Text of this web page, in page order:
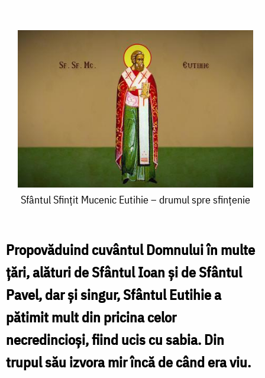
Sfântul
Eutihie
–
drumul
spre
sfințenie
Sfântul Sfințit Mucenic Eutihie – drumul spre sfințenie
Propovăduind cuvântul Domnului în multe
țări, alături de Sfântul Ioan și de Sfântul
Pavel, dar și singur, Sfântul Eutihie a
pătimit mult din pricina celor
necredincioși, fiind ucis cu sabia. Din
trupul său izvora mir încă de când era viu.